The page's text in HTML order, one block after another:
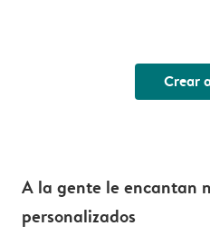
Crear
A la gente le encantan
personalizados